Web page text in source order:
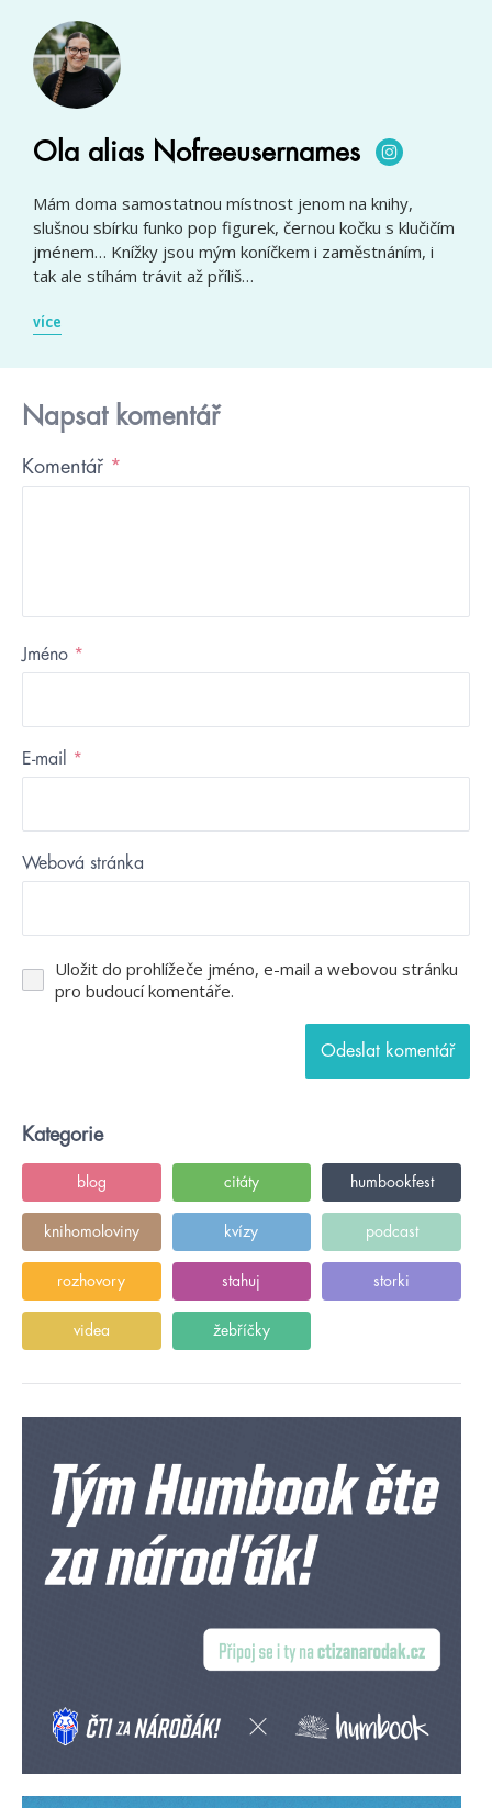
Ola alias Nofreeusernames
Mám doma samostatnou místnost jenom na knihy,
slušnou sbírku funko pop figurek, černou kočku s klučičím
jménem… Knížky jsou mým koníčkem i zaměstnáním, i
tak ale stíhám trávit až příliš…
více
Napsat komentář
Komentář *
Jméno *
E-mail *
Webová stránka
Uložit do prohlížeče jméno, e-mail a webovou stránku
pro budoucí komentáře.
Kategorie
blog citáty humbookfest
knihomoloviny kvízy podcast
rozhovory stahuj storki
videa žebříčky